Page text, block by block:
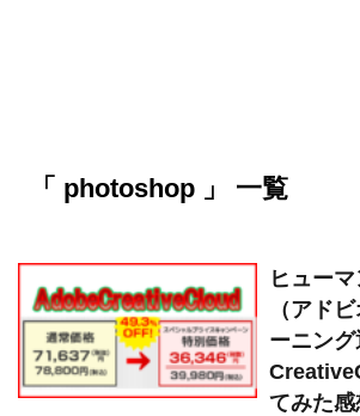
「 photoshop 」 一覧
ヒュー
（アド
ーニン
てみた感